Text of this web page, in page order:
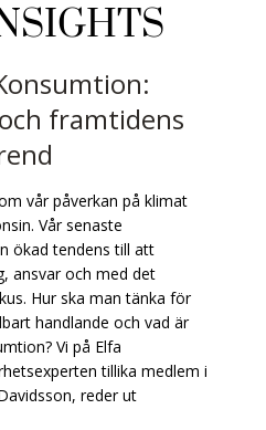
framtidens
vår påverkan på klimat
Vår senaste
ökad tendens till att
ansvar och med det
Hur ska man tänka för
handlande och vad är
Vi på Elfa
tillika medlem i
reder ut